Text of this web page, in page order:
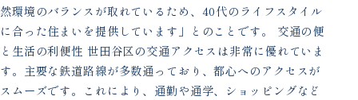
然環境のバランスが取れているため、40代のライフスタイル
に合った住まいを提供しています」とのことです。 交通の便
と生活の利便性 世田谷区の交通アクセスは非常に優れていま
す。主要な鉄道路線が多数通っており、都心へのアクセスが
スムーズです。これにより、通勤や通学、ショッピングなど